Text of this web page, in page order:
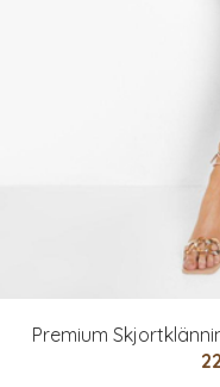
Premium